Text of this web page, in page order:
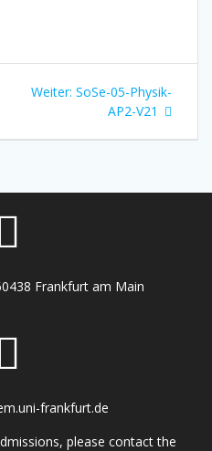
Weiter: Nächster
Beitrag:
SoSe-05-Physik-
AP2-V21
Frankfurt am Main
frankfurt.de
please contact the